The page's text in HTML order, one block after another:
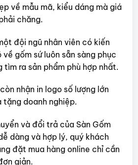
về mẫu mã, kiểu dáng mà giá
chăng.
đội ngũ nhân viên có kiến
gốm sứ luôn sẵn sàng phục
tìm ra sản phẩm phù hợp nhất.
nhận in logo số lượng lớn
tặng doanh nghiệp.
và đổi trả của Sàn Gốm
dàng và hợp lý, quý khách
đặt mua hàng online chỉ cần
giản.